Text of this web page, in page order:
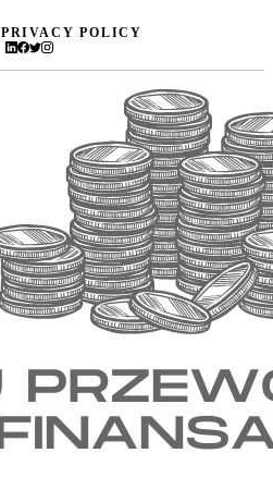
PRIVACY POLICY